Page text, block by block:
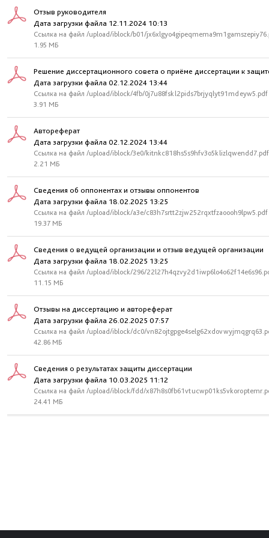
Отзыв руководителя
Дата загрузки файла 12.11.2024 10:13
Ссылка на файл /upload/iblock/b01/
1.95 МБ
Решение диссертационного совета о приёме диссертации к
Дата загрузки файла 02.12.2024 13:44
Ссылка на файл /upload/iblock/4fb/0j7u88fskl2pids7brjyqlyt91mdeyw5.pdf
3.91 МБ
Автореферат
Дата загрузки файла 02.12.2024 13:44
Ссылка на файл /upload/iblock/3e0/kitnkc818hs5s9hfv3o5klizlqwendd7.pdf
2.21 МБ
Сведения об оппонентах и отзывы оппонентов
Дата загрузки файла 18.02.2025 13:25
Ссылка на файл /upload/iblock/a3e/c83h7srtt2zjw252rqxtfzaoooh9lpw5.pdf
19.37 МБ
Сведения о ведущей организации и отзыв ведущей организации
Дата загрузки файла 18.02.2025 13:25
Ссылка на файл /upload/iblock/296/
11.15 МБ
Отзывы на диссертацию и автореферат
Дата загрузки файла 26.02.2025 07:57
Ссылка на файл /upload/iblock/dc0/
42.86 МБ
Сведения о результатах защиты диссертации
Дата загрузки файла 10.03.2025 11:12
Ссылка на файл /upload/iblock/fdd/
24.41 МБ